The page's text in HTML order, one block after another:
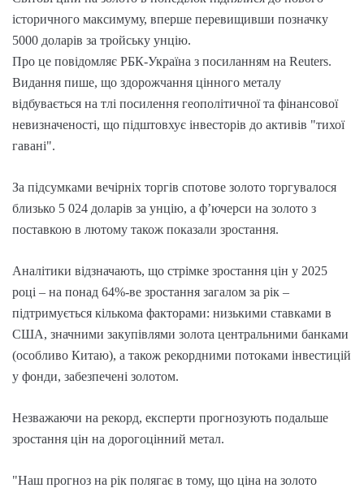
історичного максимуму, вперше перевищивши позначку
5000 доларів за тройську унцію.
Про це повідомляє РБК-Україна з посиланням на Reuters.
Видання пише, що здорожчання цінного металу
відбувається на тлі посилення геополітичної та фінансової
невизначеності, що підштовхує інвесторів до активів "тихої
гавані".
За підсумками вечірніх торгів спотове золото торгувалося
близько 5 024 доларів за унцію, а ф’ючерси на золото з
поставкою в лютому також показали зростання.
Аналітики відзначають, що стрімке зростання цін у 2025
році – на понад 64%-ве зростання загалом за рік –
підтримується кількома факторами: низькими ставками в
США, значними закупівлями золота центральними банками
(особливо Китаю), а також рекордними потоками інвестицій
у фонди, забезпечені золотом.
Незважаючи на рекорд, експерти прогнозують подальше
зростання цін на дорогоцінний метал.
"Наш прогноз на рік полягає в тому, що ціна на золото